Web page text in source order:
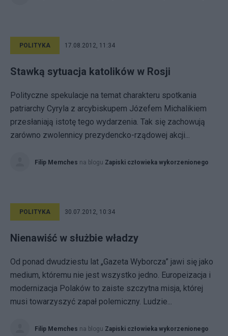
POLITYKA 17.08.2012, 11:34
Stawką sytuacja katolików w Rosji
Polityczne spekulacje na temat charakteru spotkania
patriarchy Cyryla z arcybiskupem Józefem Michalikiem
przesłaniają istotę tego wydarzenia. Tak się zachowują
zarówno zwolennicy prezydencko-rządowej akcji...
Filip Memches na blogu Zapiski człowieka wykorzenionego
POLITYKA 30.07.2012, 10:34
Nienawiść w służbie władzy
Od ponad dwudziestu lat „Gazeta Wyborcza” jawi się jako
medium, któremu nie jest wszystko jedno. Europeizacja i
modernizacja Polaków to zaiste szczytna misja, której
musi towarzyszyć zapał polemiczny. Ludzie...
Filip Memches na blogu Zapiski człowieka wykorzenionego